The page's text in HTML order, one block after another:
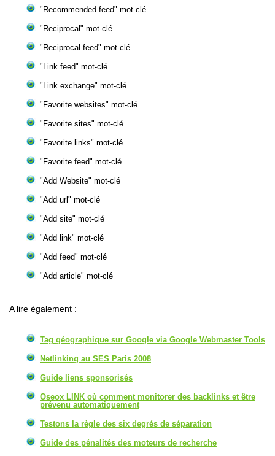
"Recommended feed" mot-clé
"Reciprocal" mot-clé
"Reciprocal feed" mot-clé
"Link feed" mot-clé
"Link exchange" mot-clé
"Favorite websites" mot-clé
"Favorite sites" mot-clé
"Favorite links" mot-clé
"Favorite feed" mot-clé
"Add Website" mot-clé
"Add url" mot-clé
"Add site" mot-clé
"Add link" mot-clé
"Add feed" mot-clé
"Add article" mot-clé
A lire également :
Tag géographique sur Google via Google Webmaster Tools
Netlinking au SES Paris 2008
Guide liens sponsorisés
Oseox LINK où comment monitorer des backlinks et être
prévenu automatiquement
Testons la règle des six degrés de séparation
Guide des pénalités des moteurs de recherche